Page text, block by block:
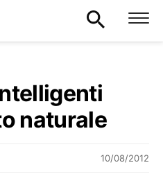
naturale
10/08/2012